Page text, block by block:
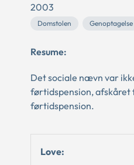
2003
Domstolen Genoptagelse
Resume:
Det sociale nævn var
førtidspension, afskåret
førtidspension.
Love: